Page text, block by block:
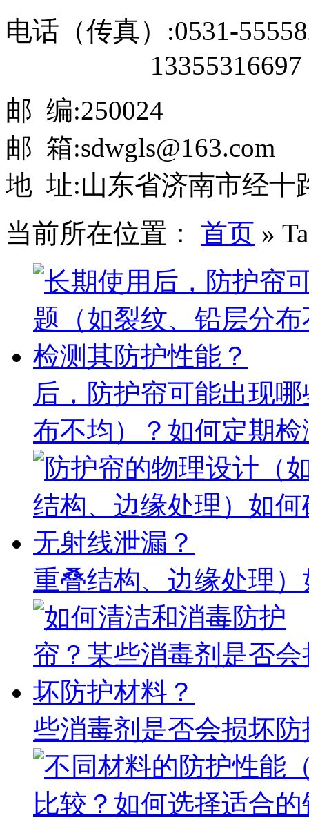
电话（传真）:0531-
13355316697
邮 编:250024
邮 箱:sdwgls@163.com
地 址:山东省济南市经十
当前所在位置： 首页 »
后，防护帘可能出现
布不均）？如何定期
重叠结构、边缘处理
些消毒剂是否会损坏